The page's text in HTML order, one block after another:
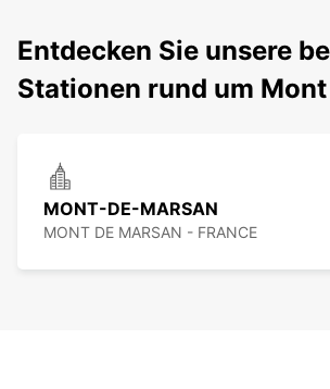
Entdecken Sie unsere
Stationen rund um
MONT-DE-MARSAN
MONT DE MARSAN - FRANCE